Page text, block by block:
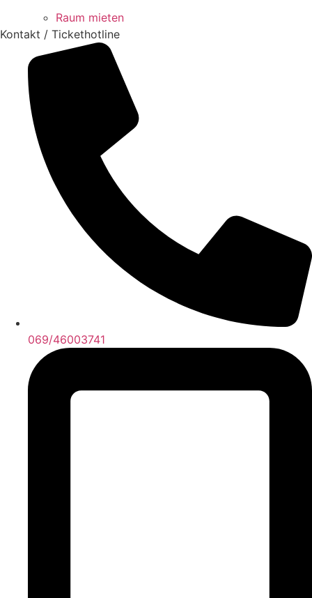
Raum mieten
Kontakt / Tickethotline
069/46003741